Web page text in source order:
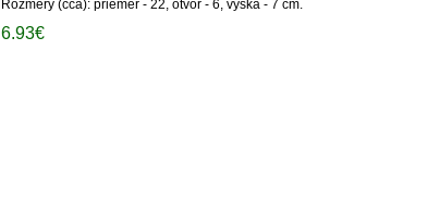
Rozmery (cca): priemer - 22, otvor - 6, výška - 7 cm.
6.93€